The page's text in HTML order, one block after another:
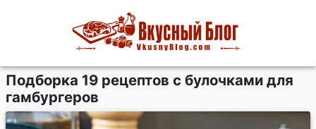
Подборка 19 рецептов с булочками для
гамбургеров